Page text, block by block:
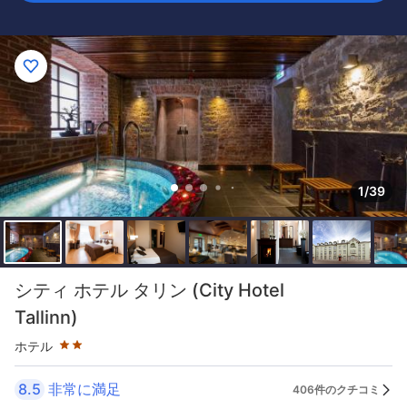
1/39
シティ ホテル タリン (City Hotel
Tallinn)
ホテル
星評価 2つ星
8.5 非常に満足 406件のクチコミ